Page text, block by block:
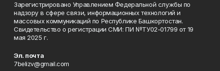
Зарегистрировано Управлением Федеральной службы по
надзору в сфере связи, информационных технологий и
массовых коммуникаций по Республике Башкортостан.
Свидетельство о регистрации СМИ: ПИ №ТУ02-01799 от 19
мая 2025 г.
Эл. почта
7belizv@gmail.com